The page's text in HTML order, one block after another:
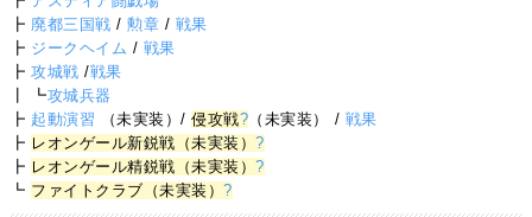
┣ 廃都三国戦 /勲章 / 戦果
┣ ジークヘイム / 戦果
┣攻城戦 /戦果
┃ ┗攻城兵器
┣ 起動演習 （未実装）/侵攻戦? （未実装） / 戦果
┣ レオンゲール新鋭戦（未実装）?
┣ レオンゲール精鋭戦（未実装）?
┗ ファイトクラブ（未実装）?